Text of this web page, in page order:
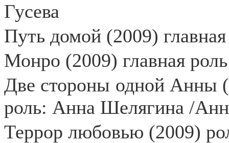
Гусева
Путь домой (2009)
Монро (2009) главная
Две стороны одной Анны
роль: Анна Шелягина /
Террор любовью (2009)